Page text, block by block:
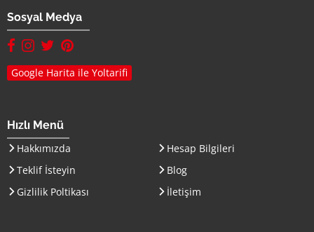
Sosyal Medya
facebook hesabımız(yeni sayfada açılır)
instagram hesabımız(yeni sayfada açılır)
twitter hesabımız(yeni sayfada açılır)
pinterest hesabımız (yeni sayfada açılır)
Google Harita ile Yoltarifi
Hızlı Menü
Hakkımızda
Hesap Bilgileri
Teklif İsteyin
Blog
Gizlilik Poltikası
İletişim